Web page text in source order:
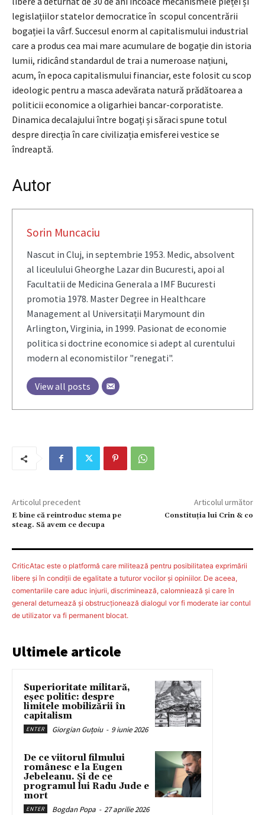
legislațiilor statelor democratice în scopul concentrării
bogației la vârf. Succesul enorm al capitalismului industrial
care a produs cea mai mare acumulare de bogație din istoria
lumii, ridicând standardul de trai a numeroase națiuni,
acum, în epoca capitalismului financiar, este folosit cu scop
ideologic pentru a masca adevărata natură prădătoarea a
politicii economice a oligarhiei bancar-corporatiste.
Dinamica decalajului între bogați și săraci spune totul
despre direcția în care civilizația emisferei vestice se
îndreaptă.
Autor
Sorin Muncaciu
Nascut in Cluj, in septembrie 1953. Medic, absolvent
al liceulului Gheorghe Lazar din Bucuresti, apoi al
Facultatii de Medicina Generala a IMF Bucuresti
promotia 1978. Master Degree in Healthcare
Management al Universitații Marymount din
Arlington, Virginia, in 1999. Pasionat de economie
politica si doctrine economice si adept al curentului
modern al economistilor "renegati".
View all posts
Articolul precedent
E bine că reintroduc stema pe
steag. Să avem ce decupa
Articolul următor
Constituţia lui Crin & co
CriticAtac este o platformă care militează pentru posibilitatea exprimării
libere şi în condiţii de egalitate a tuturor vocilor şi opiniilor. De aceea,
comentariile care aduc injurii, discriminează, calomniează şi care în
general deturnează şi obstrucţionează dialogul vor fi moderate iar contul
de utilizator va fi permanent blocat.
Ultimele articole
Superioritate militară,
eșec politic: despre
limitele mobilizării în
capitalism
ENTER Giorgian Guțoiu - 9 iunie 2026
De ce viitorul filmului
românesc e la Eugen
Jebeleanu. Și de ce
programul lui Radu Jude e
mort
ENTER Bogdan Popa - 27 aprilie 2026